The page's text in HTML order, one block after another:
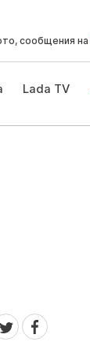
сообщения на
Lada TV